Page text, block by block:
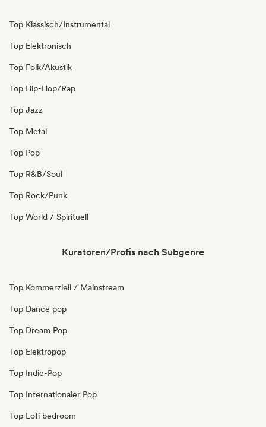
Top Klassisch/Instrumental
Top Elektronisch
Top Folk/Akustik
Top Hip-Hop/Rap
Top Jazz
Top Metal
Top Pop
Top R&B/Soul
Top Rock/Punk
Top World / Spirituell
Kuratoren/Profis nach Subgenre
Top Kommerziell / Mainstream
Top Dance pop
Top Dream Pop
Top Elektropop
Top Indie-Pop
Top Internationaler Pop
Top Lofi bedroom